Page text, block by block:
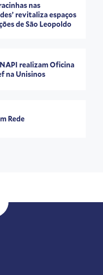
nas
revitaliza espaços
de São Leopoldo
realizam Oficina
na Unisinos
Rede